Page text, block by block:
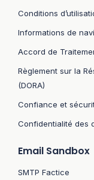
Conditions
Informations de
Accord de
Règlement sur la
(DORA)
Confiance et
Confidentialité des
Email Sandbox
SMTP Factice